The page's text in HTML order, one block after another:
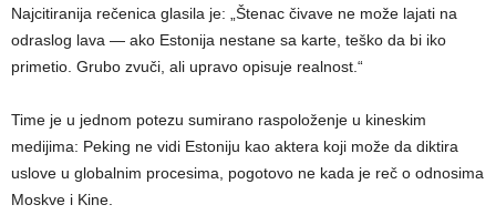
Najcitiranija rečenica glasila je: „Štenac čivave ne može lajati na
odraslog lava — ako Estonija nestane sa karte, teško da bi iko
primetio. Grubo zvuči, ali upravo opisuje realnost.“
Time je u jednom potezu sumirano raspoloženje u kineskim
medijima: Peking ne vidi Estoniju kao aktera koji može da diktira
uslove u globalnim procesima, pogotovo ne kada je reč o odnosima
Moskve i Kine.